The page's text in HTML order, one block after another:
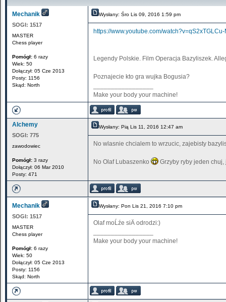
Mechanik
SOGI: 1517
MASTER
Chess player
Pomógł: 6 razy
Wiek: 50
Dołączył: 05 Cze 2013
Posty: 1156
Skąd: North
Wysłany: Śro Lis 09, 2016 1:59 pm
https://www.youtube.com/watch?v=qS2xTGLCu-
Legendy Polskie. Film Operacja Bazyliszek.
Poznajecie kto gra wujka Bogusia?
Make your body your machine!
Alchemy
SOGI: 775
zawodowiec
Pomógł: 3 razy
Dołączył: 06 Mar 2010
Posty: 471
Wysłany: Pią Lis 11, 2016 12:47 am
No wlasnie chcialem to wrzucic, zajebisty
No Olaf Lubaszenko Grzyby ryby jeden
Mechanik
SOGI: 1517
MASTER
Chess player
Pomógł: 6 razy
Wiek: 50
Dołączył: 05 Cze 2013
Posty: 1156
Skąd: North
Wysłany: Pon Lis 21, 2016 7:10 pm
Olaf moĹźe siÄ odrodzi:)
Make your body your machine!